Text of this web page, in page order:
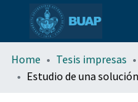
menu.section.about_menu
Home Tesis impresas